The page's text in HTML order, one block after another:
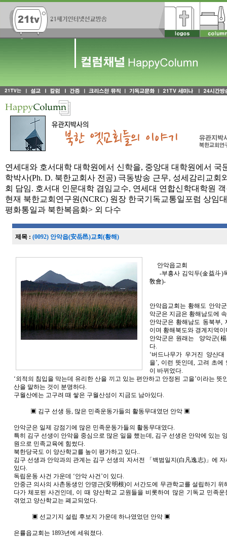
연세대와 호서대학 대학원에서 신학을, 중앙대 대학원에서 국
학박사(Ph. D. 북한교회사 전공) 극동방송 근무, 성세감리교회
회 담임. 호서대 인문대학 겸임교수, 연세대 연합신학대학원
현재 북한교회연구원(NCRC) 원장 한국기독교통일포럼 상임
평화통일과 북한복음화> 외 다수
제목 : (0092) 안악읍(安岳邑)교회(황해)
안악읍교회
-부흥사 김익두(金益斗)
敎會)-
안악읍교회는 황해도 안악
악군은 지금은 황해남도에
안악군은 황해남도 동북부,
이며 황해북도와 경계지역이
안악군은 원래는 양악군(
다.
‘버드나무가 우거진 양산
을’, 이런 뜻인데, 고려 초에
이 바뀌었다.
‘외적의 침입을 막는데 유리한 산을 끼고 있는 편안하고 안정된 고을’이라는 뜻
산을 말하는 것이 분명하다.
구월산에는 고구려 때 쌓은 구월산성이 지금도 남아있다.
▣ 김구 선생 등, 많은 민족운동가들의 활동무대였던 안악 ▣
안악군은 일제 강점기에 많은 민족운동가들의 활동무대였다.
특히 김구 선생이 안악을 중심으로 많은 일을 했는데, 김구 선생은 안악에 있는
원으로 민족교육에 힘썼다.
북한당국도 이 양산학교를 높이 평가하고 있다..
김구 선생과 안악과의 관계는 김구 선생의 자서전 「백범일지(白凡逸志)」에
있다.
독립운동 사건 가운데 ‘안악 사건’이 있다.
안중근 의사의 사촌동생인 안명근(安明根)이 서간도에 무관학교를 설립하기 위
다가 체포된 사건인데, 이 때 양산학교 교원들을 비롯하여 많은 기독교 민족운
겪었고 양산학교는 폐교되었다.
▣ 선교기지 설립 후보지 가운데 하나였었던 안악 ▣
은률읍교회는 1893년에 세워졌다.